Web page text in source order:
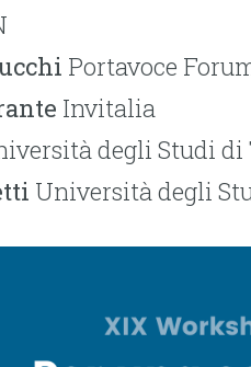
Portavoce
Invitalia
degli Studi di
Università degli